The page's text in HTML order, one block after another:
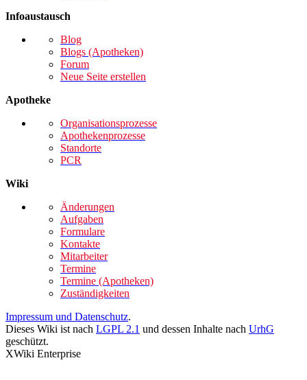
Infoaustausch
Blog
Blogs (Apotheken)
Forum
Neue Seite erstellen
Apotheke
Organisationsprozesse
Apothekenprozesse
Standorte
PCR
Wiki
Änderungen
Aufgaben
Formulare
Kontakte
Mitarbeiter
Termine
Termine (Apotheken)
Zuständigkeiten
Impressum und Datenschutz.
Dieses Wiki ist nach LGPL 2.1 und dessen Inhalte nach UrhG
geschützt.
XWiki Enterprise